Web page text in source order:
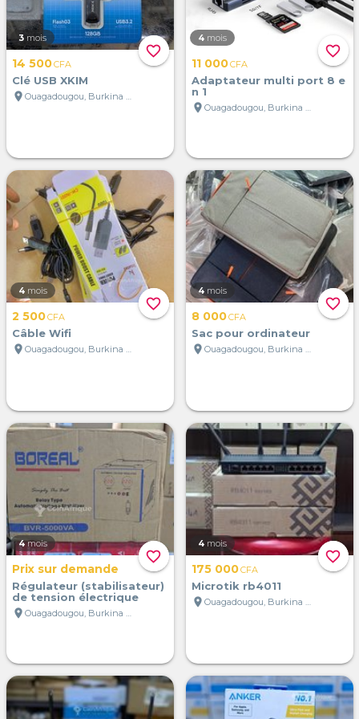
favorite_border
3 mois
14 500CFA
Clé USB XKIM
location_on
Ouagadougou, Burkina Faso
favorite_border
4 mois
11 000CFA
Adaptateur multi port 8 e
n 1
location_on
Ouagadougou, Burkina Faso
favorite_border
4 mois
2 500CFA
Câble Wifi
location_on
Ouagadougou, Burkina Faso
favorite_border
4 mois
8 000CFA
Sac pour ordinateur
location_on
Ouagadougou, Burkina Faso
favorite_border
4 mois
Prix sur demande
Régulateur (stabilisateur)
de tension électrique
location_on
Ouagadougou, Burkina Faso
favorite_border
4 mois
175 000CFA
Microtik rb4011
location_on
Ouagadougou, Burkina Faso